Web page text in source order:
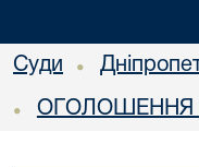
Суди •
• ОГОЛОШЕННЯ